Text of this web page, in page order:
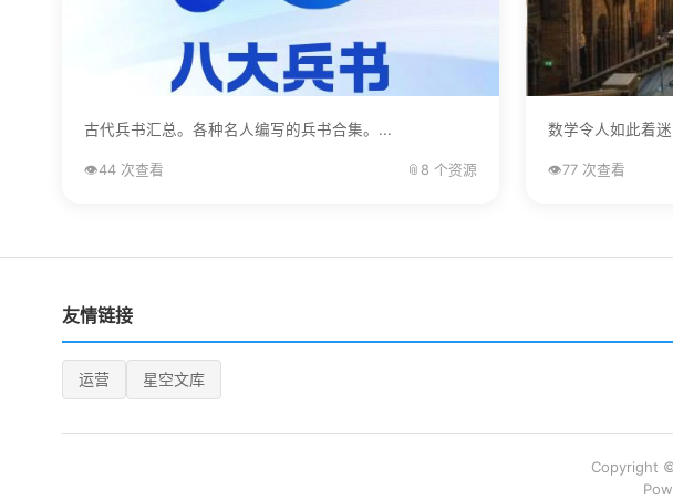
古代兵书汇总。各种名人编写的兵书合集。...
👁️44 次查看 📎 8 个资源
数学令人如此着
👁️77 次查看
友情链接
运营 星空文库
Copyright